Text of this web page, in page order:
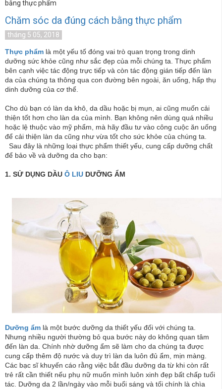
bằng thực phẩm
Chăm sóc da đúng cách bằng thực phẩm
tháng 5 05, 2018
Thực phẩm là một yếu tố đóng vai trò quan trọng trong dinh
dưỡng sức khỏe cũng như sắc đẹp của mỗi chúng ta. Thực phẩm
bên cạnh việc tác động trực tiếp và còn tác động gián tiếp đến làn
da của chúng ta thông qua con đường bên ngoài, ăn uống, hấp thụ
dinh dưỡng của cơ thể.
Cho dù bạn có làn da khô, da dầu hoặc bị mụn, ai cũng muốn cải
thiện tốt hơn cho làn da của mình. Bạn không nên dùng quá nhiều
hoặc lệ thuộc vào mỹ phẩm, mà hãy đầu tư vào công cuộc ăn uống
để cải thiện làn da cũng như vừa tốt cho sức khỏe của chúng ta.
Sau đây là những loại thực phẩm thiết yếu, cung cấp dưỡng chất
để bảo về và dưỡng da cho bạn:
1. SỬ DỤNG DẦU Ô LIU DƯỠNG ẨM
Dưỡng ẩm là một bước dưỡng da thiết yếu đối với chúng ta.
Nhưng nhiều người thường bỏ qua bước này do không quan tâm
đến làn da. Chính nhờ dưỡng ẩm sẽ làm cho da chúng ta được
cung cấp thêm độ nước và duy trì làn da luôn đủ ẩm, mịn màng.
Các bạc sĩ khuyến cáo rằng việc bắt đầu dưỡng da từ khi còn rất
trẻ rất cần thiết nếu phụ nữ muốn mình luôn xinh đẹp bất chấp tuổi
tác. Dưỡng da 2 lần/ngày vào mỗi buổi sáng và tối chính là chìa